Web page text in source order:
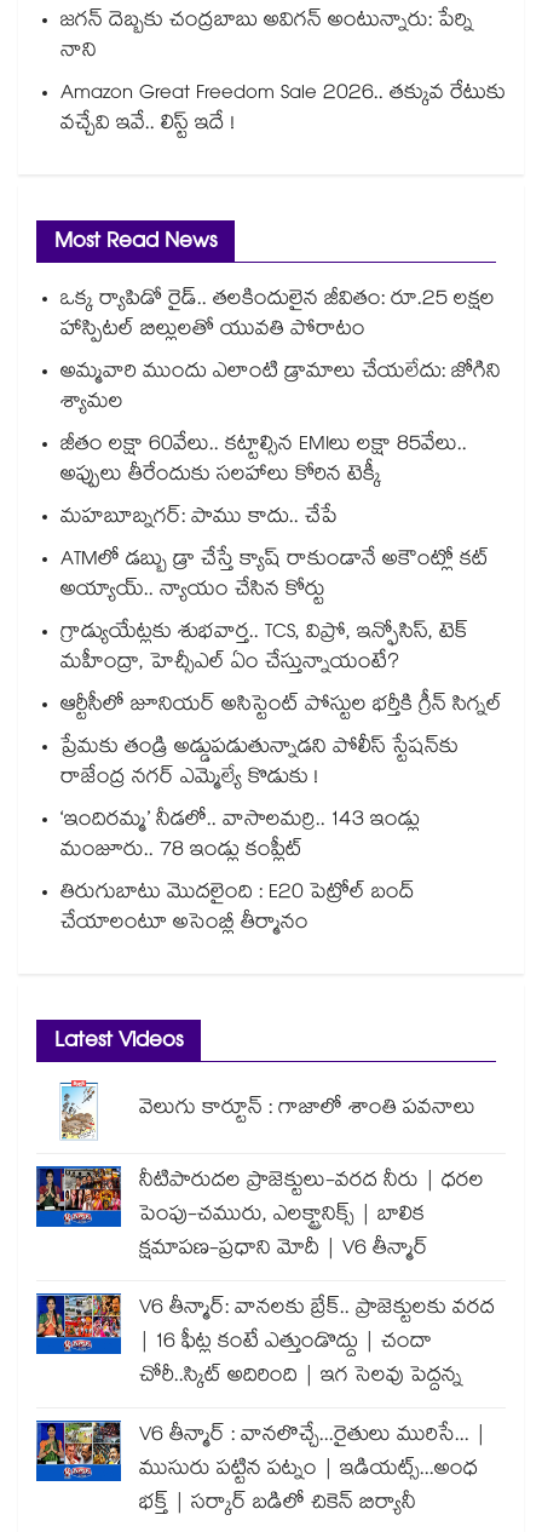
జగన్ దెబ్బకు చంద్రబాబు అవిగన్ అంటున్నారు: పేర్ని
నాని
Amazon Great Freedom Sale 2026.. తక్కువ రేటుకు
వచ్చేవి ఇవే.. లిస్ట్ ఇదే !
Most Read News
ఒక్క ర్యాపిడో రైడ్.. తలకిందులైన జీవితం: రూ.25 లక్షల
హాస్పిటల్ బిల్లులతో యువతి పోరాటం
అమ్మవారి ముందు ఎలాంటి డ్రామాలు చేయలేదు: జోగిని
శ్యామల
జీతం లక్షా 60వేలు.. కట్టాల్సిన EMIలు లక్షా 85వేలు..
అప్పులు తీరేందుకు సలహాలు కోరిన టెక్కీ
మహబూబ్నగర్: పాము కాదు.. చేపే
ATMలో డబ్బు డ్రా చేస్తే క్యాష్ రాకుండానే అకౌంట్లో కట్
అయ్యాయ్.. న్యాయం చేసిన కోర్టు
గ్రాడ్యుయేట్లకు శుభవార్త.. TCS, విప్రో, ఇన్ఫోసిస్, టెక్
మహీంద్రా, హెచ్సీఎల్ ఏం చేస్తున్నాయంటే?
ఆర్టీసీలో జూనియర్ అసిస్టెంట్‌‌ పోస్టుల భర్తీకి గ్రీన్‌‌ సిగ్నల్
ప్రేమకు తండ్రి అడ్డుపడుతున్నాడని పోలీస్ స్టేషన్⁪కు
రాజేంద్ర నగర్ ఎమ్మెల్యే కొడుకు !
‘ఇందిరమ్మ’ నీడలో.. వాసాలమర్రి.. 143 ఇండ్లు
మంజూరు.. 78 ఇండ్లు కంప్లీట్
తిరుగుబాటు మొదలైంది : E20 పెట్రోల్ బంద్
చేయాలంటూ అసెంబ్లీ తీర్మానం
Latest Videos
వెలుగు కార్టూన్ : గాజాలో శాంతి పవనాలు
నీటిపారుదల ప్రాజెక్టులు-వరద నీరు | ధరల
పెంపు-చమురు, ఎలక్ట్రానిక్స్ | బాలిక
క్షమాపణ-ప్రధాని మోదీ | V6 తీన్మార్
V6 తీన్మార్: వానలకు బ్రేక్.. ప్రాజెక్టులకు వరద
| 16 ఫీట్ల కంటే ఎత్తుండొద్దు | చందా
చోరీ..స్కిట్ అదిరింది | ఇగ సెలవు పెద్దన్న
V6 తీన్మార్ : వానలొచ్చే...రైతులు మురిసే... |
ముసురు పట్టిన పట్నం | ఇడియట్స్...అంధ
భక్త్ | సర్కార్ బడిలో చికెన్ బిర్యానీ